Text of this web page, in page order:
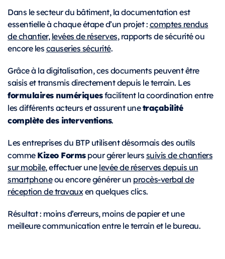
Dans le secteur du bâtiment, la documentation est
essentielle à chaque étape d’un projet :comptes rendus
de chantier, levées de réserves, rapports de sécurité ou
encore lescauseries sécurité.
Grâce à la digitalisation, ces documents peuvent être
saisis et transmis directement depuis le terrain. Les
formulaires numériquesfacilitent la coordination entre
les différents acteurs et assurent unetraçabilité
complète des interventions.
Les entreprises du BTP utilisent désormais des outils
commeKizeo Formspour gérer leurssuivis de chantiers
sur mobile, effectuer une levée de réserves depuis un
smartphoneou encore générer un procès-verbal de
réception de travauxen quelques clics.
Résultat : moins d’erreurs, moins de papier et une
meilleure communication entre le terrain et le bureau.